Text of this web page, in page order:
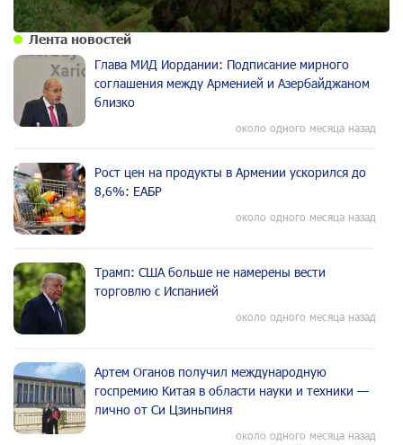
Лента новостей
Глава МИД Иордании: Подписание мирного
соглашения между Арменией и Азербайджаном
близко
около одного месяца назад
Рост цен на продукты в Армении ускорился до
8,6%: ЕАБР
около одного месяца назад
Трамп: США больше не намерены вести
торговлю с Испанией
около одного месяца назад
Артем Оганов получил международную
госпремию Китая в области науки и техники —
лично от Си Цзиньпиня
около одного месяца назад